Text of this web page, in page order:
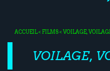
ACCUEIL< FILMS< VOILAGE,
VOILAGE,